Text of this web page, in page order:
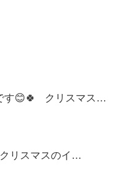
す😊🍀 クリスマス…
リスマスのイ…